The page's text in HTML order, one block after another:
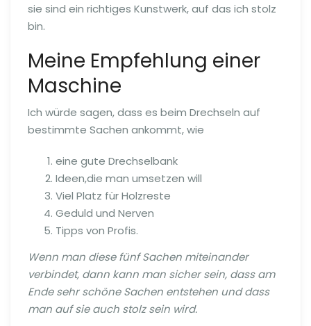
sie sind ein richtiges Kunstwerk, auf das ich stolz
bin.
Meine Empfehlung einer
Maschine
Ich würde sagen, dass es beim Drechseln auf
bestimmte Sachen ankommt, wie
eine gute Drechselbank
Ideen,die man umsetzen will
Viel Platz für Holzreste
Geduld und Nerven
Tipps von Profis.
Wenn man diese fünf Sachen miteinander
verbindet, dann kann man sicher sein, dass am
Ende sehr schöne Sachen entstehen und dass
man auf sie auch stolz sein wird.